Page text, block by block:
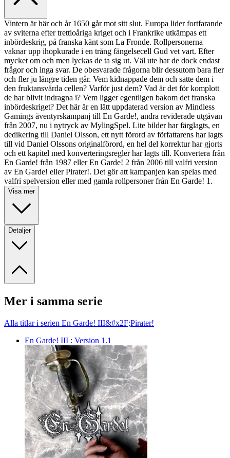
Vintern är här och år 1650 går mot sitt slut. Europa lider fortfarande
av sviterna efter trettioåriga kriget och i Frankrike utkämpas ett
inbördeskrig, på franska känt som La Fronde. Rollpersonerna
vaknar upp ihopkurade i en trång fängelsecell Gud vet vart. Efter
mycket om och men lyckas de ta sig ut. Väl ute har de dock endast
frågor och inga svar. De obesvarade frågorna blir dessutom bara fler
och fler ju längre tiden går. Vem kidnappade dem och satte dem i
den fruktansvärda cellen? Varför just dem? Vad är det för komplott
de har blivit indragna i? Vem ligger egentligen bakom det franska
inbördeskriget? Det här är en lätt uppdaterad version av Mindless
Gamings äventyrskampanj till En Garde!, andra reviderade utgåvan
från 2007, nu i nytryck av MylingSpel. Lite bilder har färglagts, en
dedikering till Daniel Olsson, ett nytt förord av författarens har lagts
till vid Daniel Olssons originalförord, en hel del korrektur har gjorts
och ett kapitel med konverteringsregler har lagts till. Konvertera från
En Garde! från 1987 eller En Garde! 2 från 2006 till valfri version
av En Garde! eller Pirater!. Det gör att kampanjen kan spelas med
valfri spelversion eller med gamla rollpersoner från En Garde! 1.
Visa mer
Detaljer
Mer i samma serie
Alla titlar i serien En Garde! III&#x2F;Pirater!
En Garde! III : Version 1.1